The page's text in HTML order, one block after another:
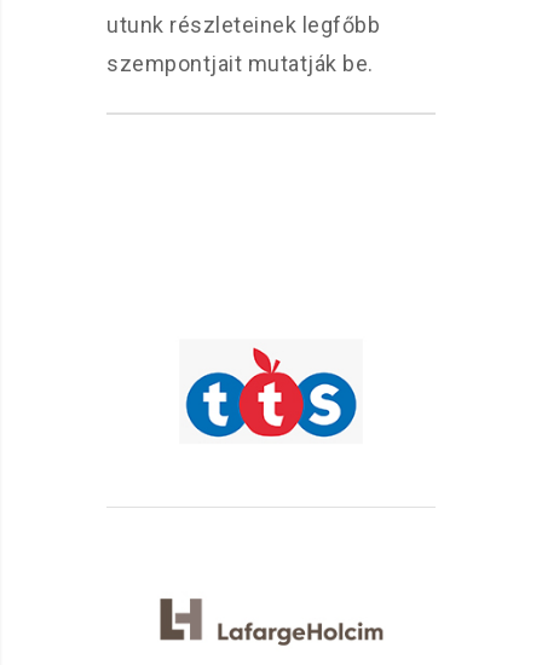
utunk részleteinek legfőbb
szempontjait mutatják be.